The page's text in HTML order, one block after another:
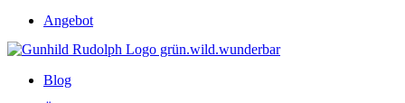
Angebot
Blog